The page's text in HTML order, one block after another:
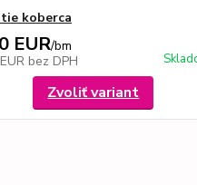
koberca
EUR/bm
bez DPH
Zvoliť variant